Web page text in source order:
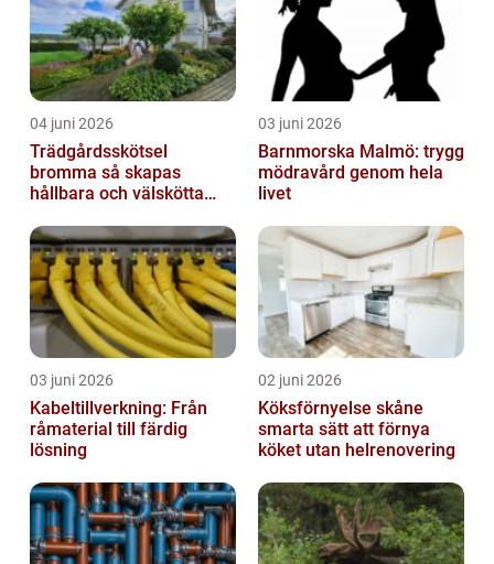
04 juni 2026
Trädgårdsskötsel
bromma så skapas
hållbara och välskötta
03 juni 2026
Barnmorska Malmö: trygg
mödravård genom hela
livet
03 juni 2026
Kabeltillverkning: Från
råmaterial till färdig
lösning
02 juni 2026
Köksförnyelse skåne
smarta sätt att förnya
köket utan helrenovering